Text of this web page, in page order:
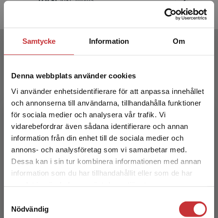
Samtycke Information Om
Denna webbplats använder cookies
Vi använder enhetsidentifierare för att anpassa innehållet
och annonserna till användarna, tillhandahålla funktioner
för sociala medier och analysera vår trafik. Vi
vidarebefordrar även sådana identifierare och annan
information från din enhet till de sociala medier och
annons- och analysföretag som vi samarbetar med.
Dessa kan i sin tur kombinera informationen med annan
information som du har tillhandahållit eller som de har
Nödvändig
Begränsad fraktregion
Det verkar som att du besöker
studentlitteratur.se via en enhet utanför Sverige.
Vi erbjuder inte leveranser utanför Sverige. För
att kunna slutföra ett köp måste
Exkl.
Författare
Patricia Diaz
Patricia Diaz är doktorand på KTH med
inriktning mot lärarutbildning och digitalisering.
Hon är legitimerad lärare i engelska och
spanska och har s...